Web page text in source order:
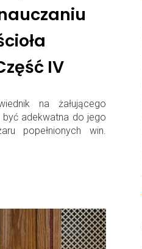
IV
na żałującego
być adekwatna do jego
popełnionych win.